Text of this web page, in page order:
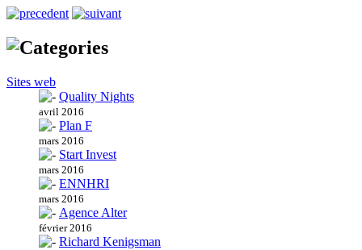
Sites web
Quality Nights
avril 2016
Plan F
mars 2016
Start Invest
mars 2016
ENNHRI
mars 2016
Agence Alter
février 2016
Richard Kenigsman